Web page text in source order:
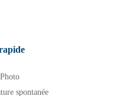
spontanée